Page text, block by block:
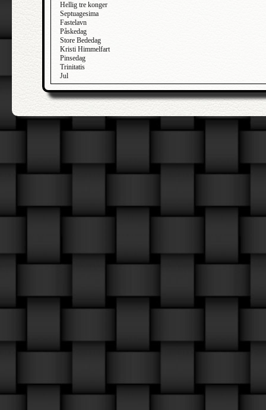
Hellig tre konger
Septuagesima
Fastelavn
Påskedag
Store Bededag
Kristi Himmelfart
Pinsedag
Trinitatis
Jul